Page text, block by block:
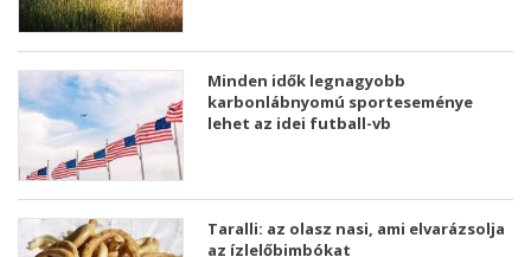
Minden idők legnagyobb
karbonlábnyomú sporteseménye
lehet az idei futball-vb
Taralli: az olasz nasi, ami elvarázsolja
az ízlelőbimbókat